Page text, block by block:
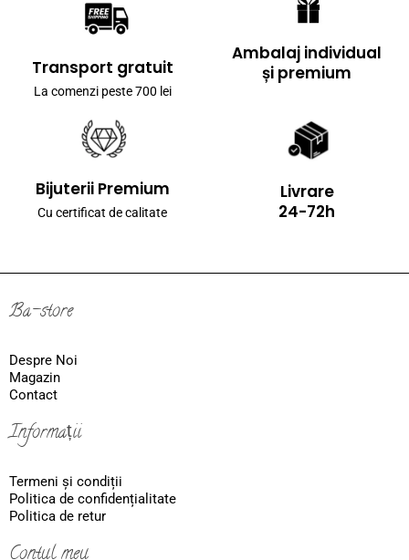
Transport gratuit
La comenzi peste 700 lei
Ambalaj individual
și premium
Bijuterii Premium
Cu certificat de calitate
Livrare
24-72h
Ba-store
Despre Noi
Magazin
Contact
Informații
Termeni și condiții
Politica de confidențialitate
Politica de retur